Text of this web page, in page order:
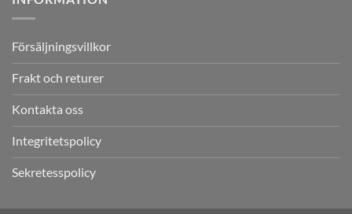
Försäljningsvillkor
Frakt och returer
Kontakta oss
Integritetspolicy
Sekretesspolicy